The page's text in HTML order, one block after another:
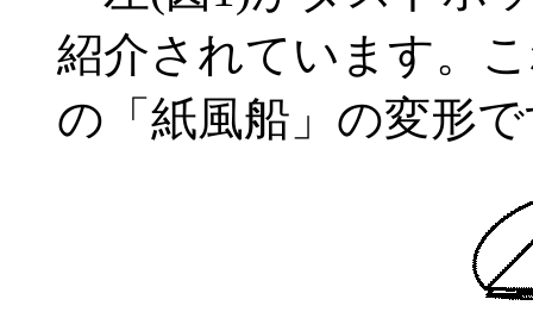
紹介されています。
の「紙風船」の変形